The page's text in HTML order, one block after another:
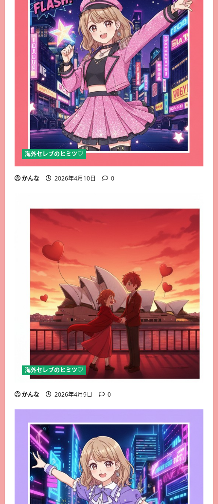
海外セレブのヒミツ♡
かんな 2026年4月10日 0
海外セレブのヒミツ♡
かんな 2026年4月9日 0